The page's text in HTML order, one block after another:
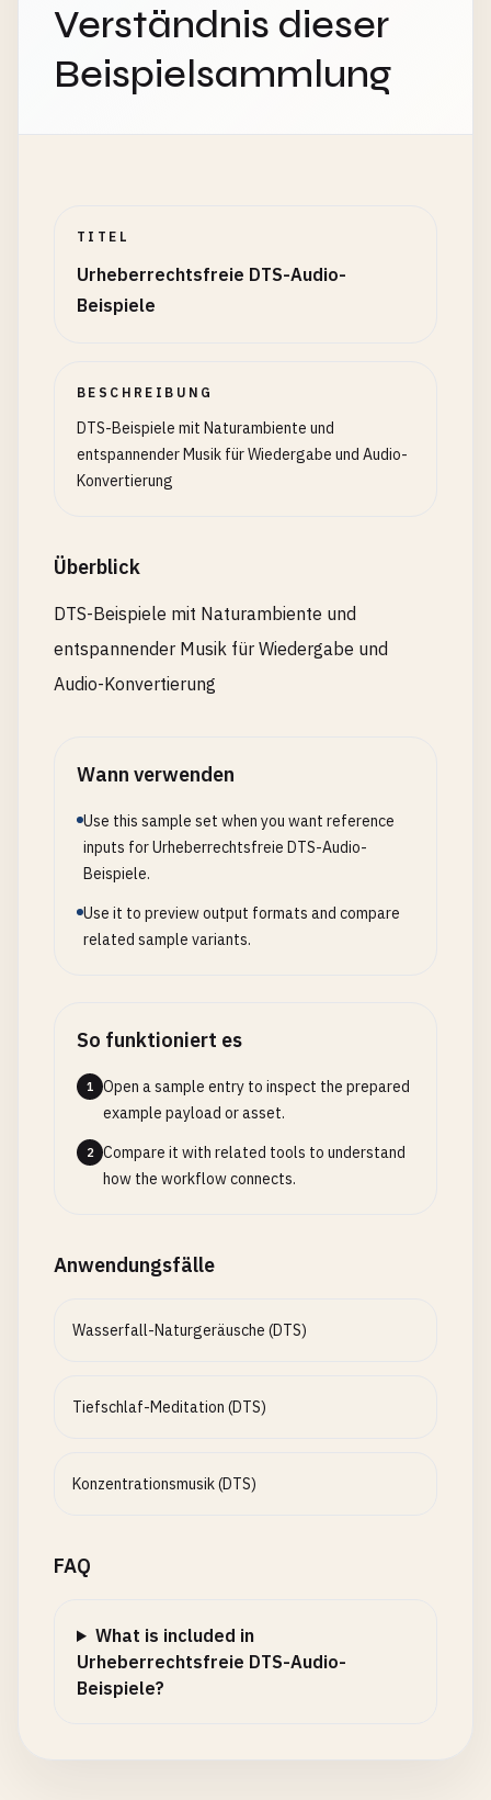
Verständnis dieser
Beispielsammlung
TITEL
Urheberrechtsfreie DTS-Audio-
Beispiele
BESCHREIBUNG
DTS-Beispiele mit Naturambiente und
entspannender Musik für Wiedergabe und Audio-
Konvertierung
Überblick
DTS-Beispiele mit Naturambiente und
entspannender Musik für Wiedergabe und
Audio-Konvertierung
Wann verwenden
Use this sample set when you want reference
inputs for Urheberrechtsfreie DTS-Audio-
Beispiele.
Use it to preview output formats and compare
related sample variants.
So funktioniert es
1
Open a sample entry to inspect the prepared
example payload or asset.
2
Compare it with related tools to understand
how the workflow connects.
Anwendungsfälle
Wasserfall-Naturgeräusche (DTS)
Tiefschlaf-Meditation (DTS)
Konzentrationsmusik (DTS)
FAQ
What is included in
Urheberrechtsfreie DTS-Audio-
Beispiele?